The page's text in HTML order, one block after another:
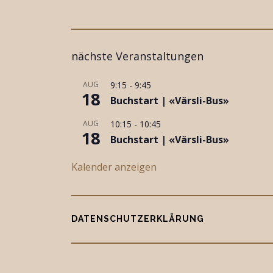
nächste Veranstaltungen
AUG
18
9:15 - 9:45
Buchstart | «Värsli-Bus»
AUG
18
10:15 - 10:45
Buchstart | «Värsli-Bus»
Kalender anzeigen
DATENSCHUTZERKLÄRUNG